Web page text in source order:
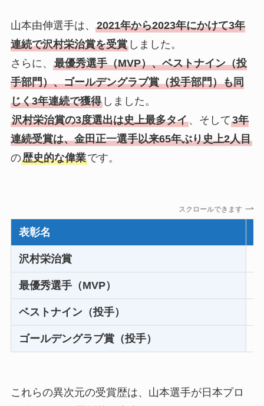
山本由伸選手は、 2021年から2023年にかけて3年
連続で沢村栄治賞を受賞しました。
さらに、 最優秀選手（MVP）、ベストナイン（投
手部門）、ゴールデングラブ賞（投手部門）も同
じく3年連続で獲得しました。
沢村栄治賞の3度選出は史上最多タイ、そして3年
連続受賞は、金田正一選手以来65年ぶり史上2人目
の歴史的な偉業です。
スクロールできます
表彰名
沢村栄治賞
最優秀選手（MVP）
ベストナイン（投手）
ゴールデングラブ賞（投手）
これらの異次元の受賞歴は、山本選手が日本プロ